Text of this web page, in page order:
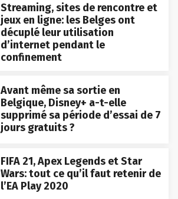
Streaming, sites de rencontre et
jeux en ligne: les Belges ont
décuplé leur utilisation
d’internet pendant le
confinement
Avant même sa sortie en
Belgique, Disney+ a-t-elle
supprimé sa période d’essai de 7
jours gratuits ?
FIFA 21, Apex Legends et Star
Wars: tout ce qu’il faut retenir de
l’EA Play 2020